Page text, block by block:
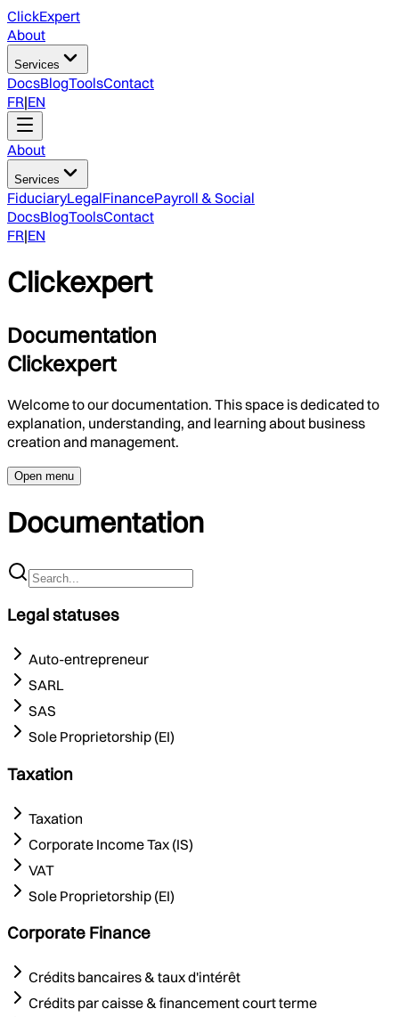
ClickExpert
About
Services
DocsBlogToolsContact
FR|EN
About
Services
FiduciaryLegalFinancePayroll & Social
DocsBlogToolsContact
FR|EN
Clickexpert
Documentation
Clickexpert
Welcome to our documentation. This space is dedicated to
explanation, understanding, and learning about business
creation and management.
Open menu
Documentation
Legal statuses
Auto-entrepreneur
SARL
SAS
Sole Proprietorship (EI)
Taxation
Taxation
Corporate Income Tax (IS)
VAT
Sole Proprietorship (EI)
Corporate Finance
Crédits bancaires & taux d'intérêt
Crédits par caisse & financement court terme